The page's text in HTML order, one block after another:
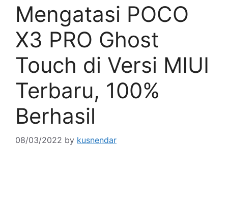
Mengatasi POCO
X3 PRO Ghost
Touch di Versi MIUI
Terbaru, 100%
Berhasil
08/03/2022 by kusnendar